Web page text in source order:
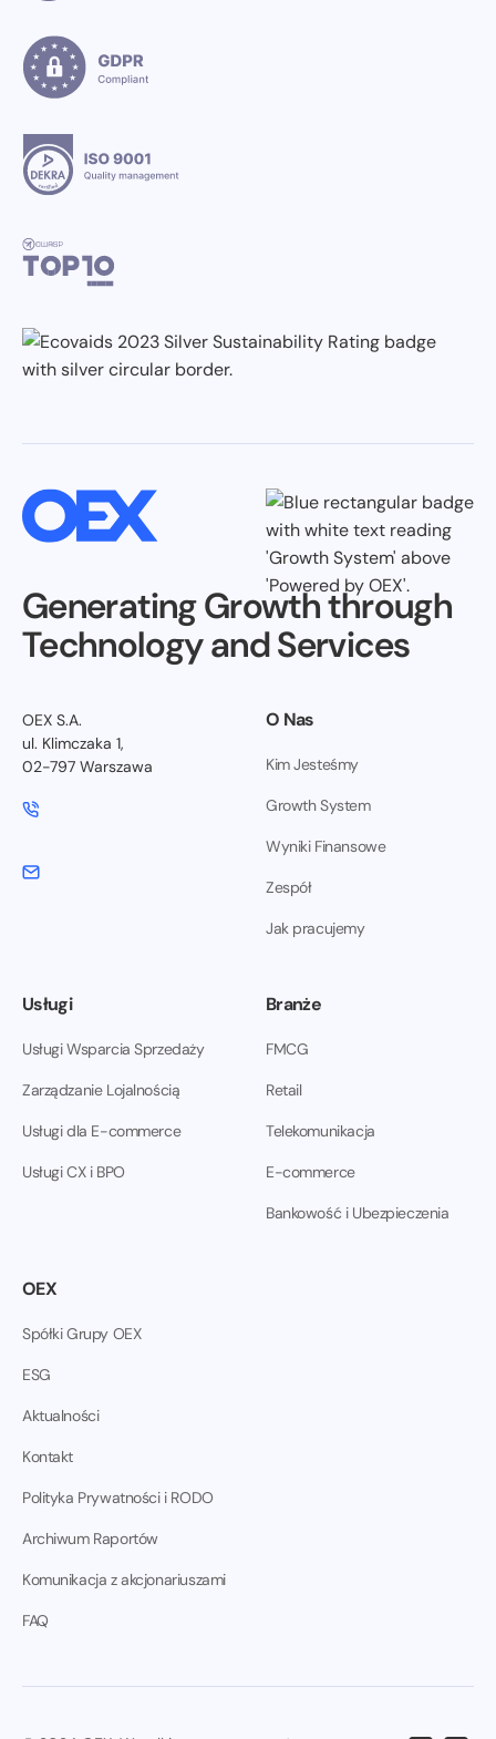
Generating Growth through
Technology and Services
OEX S.A.
ul. Klimczaka 1,
02-797 Warszawa
O Nas
Kim Jesteśmy
Growth System
Wyniki Finansowe
Zespół
Jak pracujemy
Usługi
Usługi Wsparcia Sprzedaży
Zarządzanie Lojalnością
Usługi dla E-commerce
Usługi CX i BPO
Branże
FMCG
Retail
Telekomunikacja
E-commerce
Bankowość i Ubezpieczenia
OEX
Spółki Grupy OEX
ESG
Aktualności
Kontakt
Polityka Prywatności i RODO
Archiwum Raportów
Komunikacja z akcjonariuszami
FAQ